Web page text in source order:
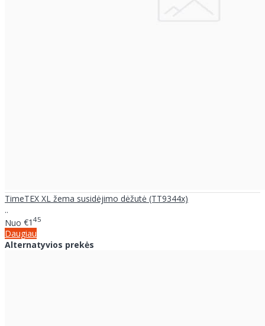
TimeTEX XL žema susidėjimo dėžutė (TT9344x)
..
Nuo €1 45
Daugiau
Alternatyvios prekės